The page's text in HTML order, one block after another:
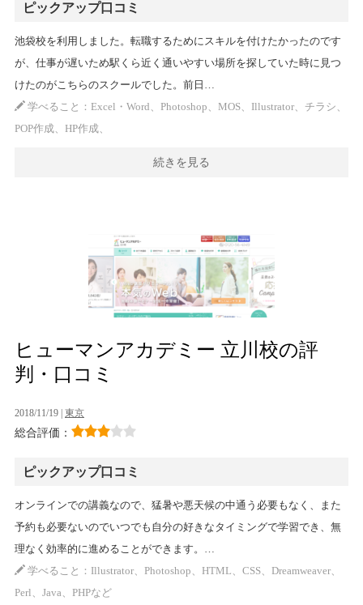
ピックアップ口コミ
池袋校を利用しました。転職するためにスキルを付けたかったのです
が、仕事が遅いため駅くら近く通いやすい場所を探していた時に見つ
けたのがこちらのスクールでした。前日…
学べること：Excel・Word、Photoshop、MOS、Illustrator、チラシ、
POP作成、HP作成、
続きを見る
ヒューマンアカデミー 立川校の評
判・口コミ
2018/11/19 | 東京
総合評価：
ピックアップ口コミ
オンラインでの講義なので、猛暑や悪天候の中通う必要もなく、また
予約も必要ないのでいつでも自分の好きなタイミングで学習でき、無
理なく効率的に進めることができます。…
学べること：Illustrator、Photoshop、HTML、CSS、Dreamweaver、
Perl、Java、PHPなど